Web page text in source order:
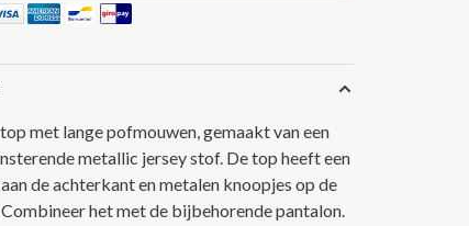
met lange pofmouwen, gemaakt van een
metallic jersey stof. De top heeft een
de achterkant en metalen knoopjes op de
het met de bijbehorende pantalon.